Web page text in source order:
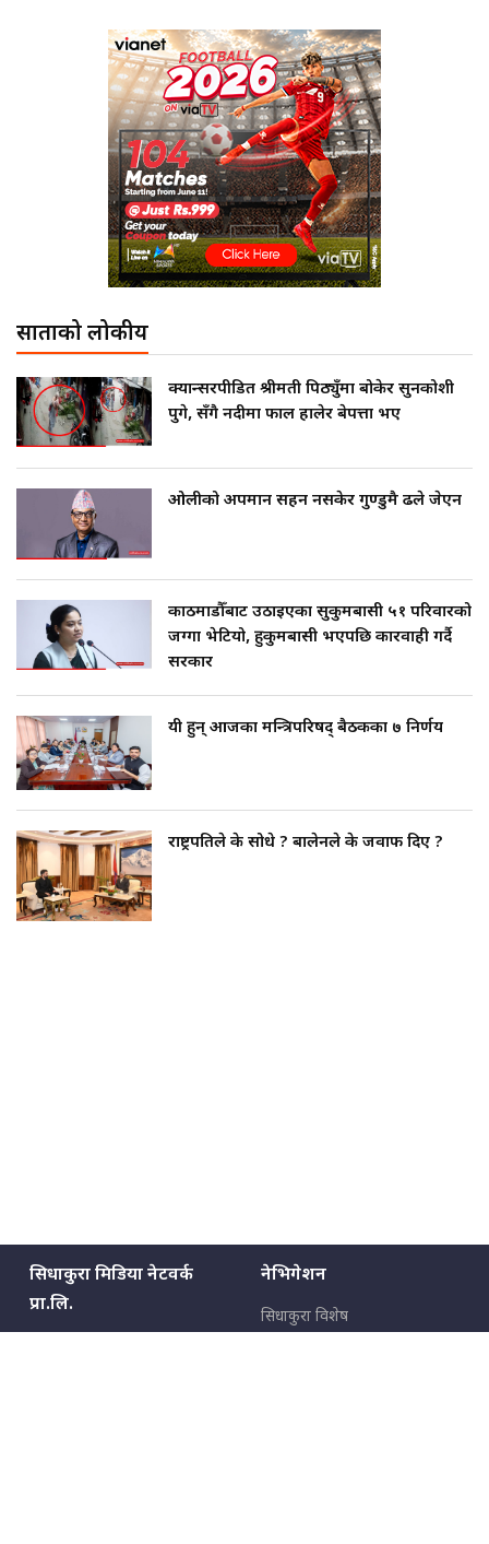
साताको लोकप्रीय
क्यान्सरपीडित श्रीमती पिठ्युँमा बोकेर सुनकोशी
पुगे, सँगै नदीमा फाल हालेर बेपत्ता भए
ओलीको अपमान सहन नसकेर गुण्डुमै ढले जेएन
काठमाडौँबाट उठाइएका सुकुमबासी ५१ परिवारको
जग्गा भेटियो, हुकुमबासी भएपछि कारवाही गर्दै
सरकार
यी हुन् आजका मन्त्रिपरिषद् बैठकका ७ निर्णय
राष्ट्रपतिले के सोधे ? बालेनले के जवाफ दिए ?
सिधाकुरा मिडिया नेटवर्क
प्रा.लि.
नेभिगेशन
सिधाकुरा विशेष